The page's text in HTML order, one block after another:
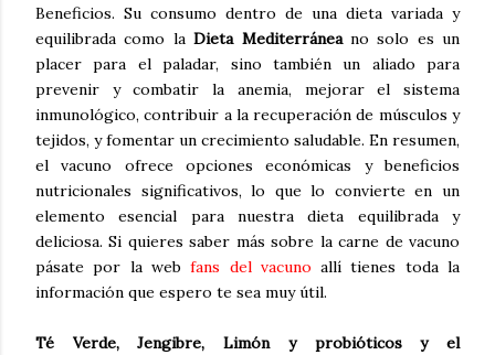
Beneficios. Su consumo dentro de una dieta variada y
equilibrada como laDieta Mediterráneano solo es un
placer para el paladar, sino también un aliado para
prevenir y combatir la anemia, mejorar el sistema
inmunológico, contribuir a la recuperación de músculos y
tejidos, y fomentar un crecimiento saludable. En resumen,
el vacuno ofrece opciones económicas y beneficios
nutricionales significativos, lo que lo convierte en un
elemento esencial para nuestra dieta equilibrada y
deliciosa. Si quieres saber más sobre la carne de vacuno
pásate por la webfans del vacuno allí tienes toda la
información que espero te sea muy útil.
Té Verde, Jengibre, Limón y probióticos y el